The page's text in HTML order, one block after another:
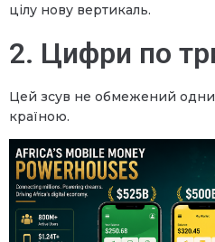
цілу нову вертикаль.
2. Цифри по
Цей зсув не обмежений
країною.